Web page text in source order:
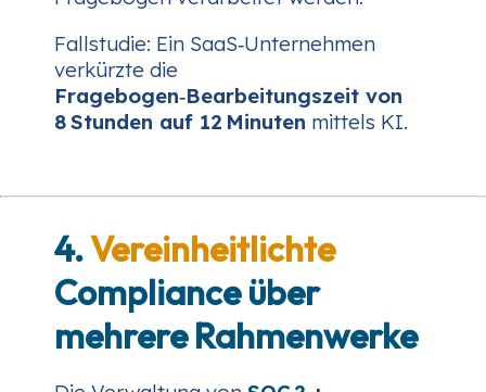
Fallstudie: Ein SaaS‑Unternehmen
verkürzte die
Fragebogen‑Bearbeitungszeit von
8 Stunden auf 12 Minuten mittels KI.
4.Vereinheitlichte
Compliance über
mehrere Rahmenwerke